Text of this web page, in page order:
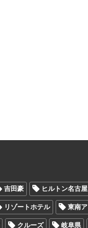
吉田豪 ヒルトン名古屋
リゾートホテル 東南
クルーズ 岐阜県